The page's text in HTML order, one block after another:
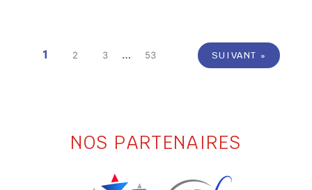
1 2 3 … 53 SUIVANT »
NOS PARTENAIRES